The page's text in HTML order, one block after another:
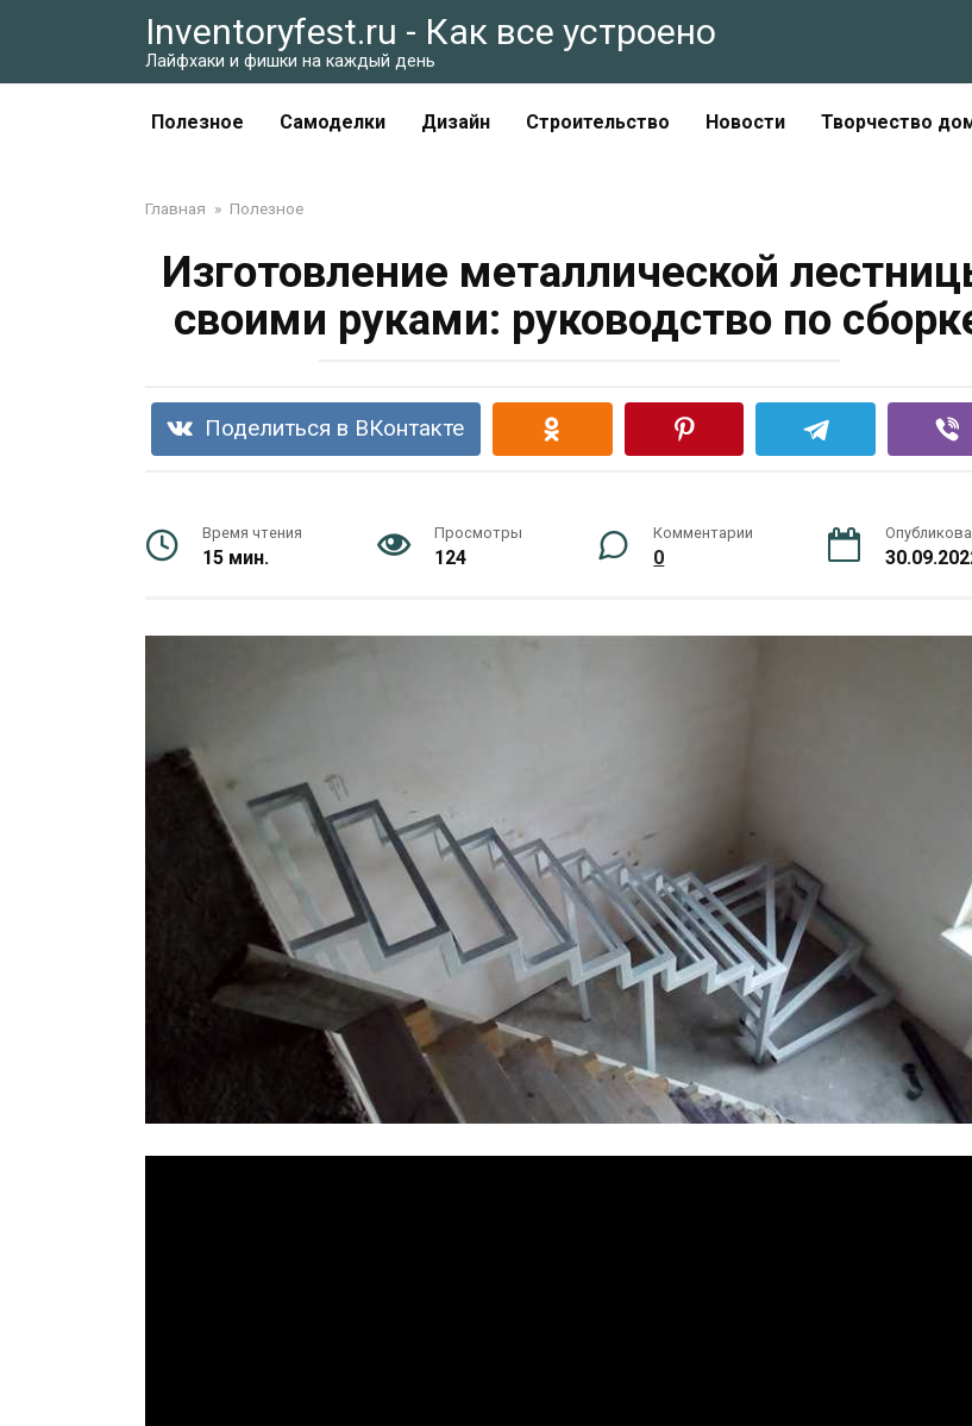
Inventoryfest.ru - Как все устроено
Лайфхаки и фишки на каждый день
Полезное Самоделки Дизайн Строительство Новости Творчество
Главная » Полезное
Изготовление металлической
своими руками: руководство по
Поделиться в ВКонтакте
Время чтения
15 мин.
Просмотры
124
Комментарии
0